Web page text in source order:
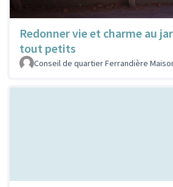
Redonner vie et charme au
tout petits
Conseil de quartier Ferrandière